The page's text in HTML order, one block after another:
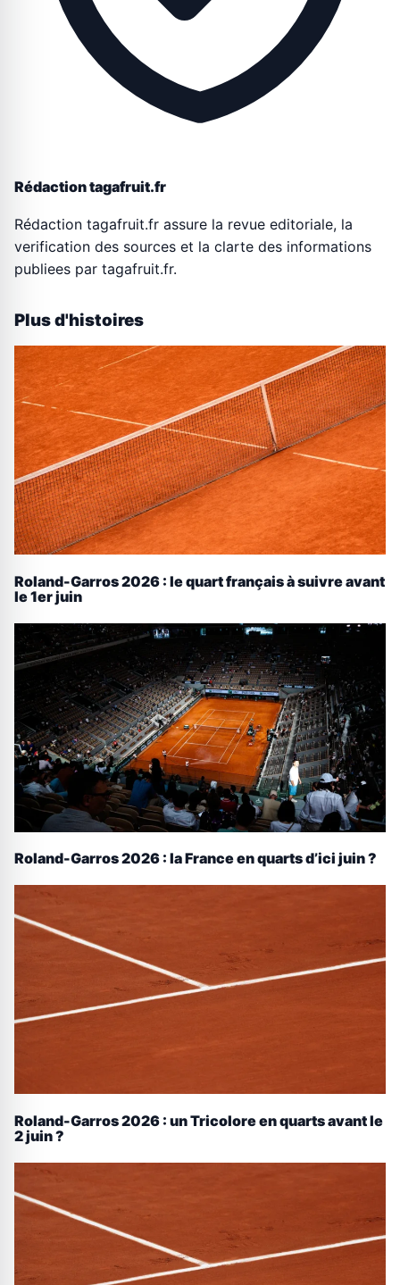
Rédaction tagafruit.fr
Rédaction tagafruit.fr assure la revue editoriale, la
verification des sources et la clarte des informations
publiees par tagafruit.fr.
Plus d'histoires
Roland-Garros 2026 : le quart français à suivre avant
le 1er juin
Roland-Garros 2026 : la France en quarts d’ici juin ?
Roland-Garros 2026 : un Tricolore en quarts avant le
2 juin ?